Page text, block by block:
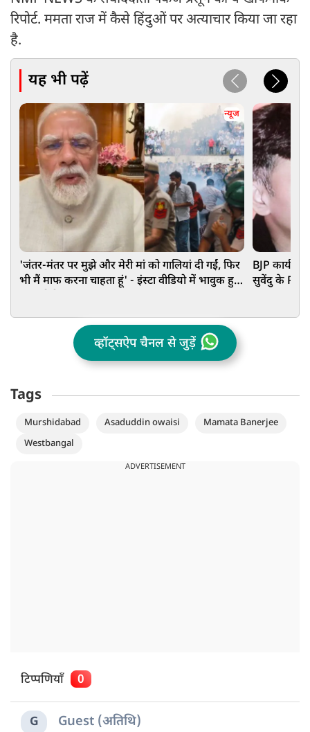
रिपोर्ट. ममता राज में कैसे हिंदुओं पर अत्याचार किया जा रहा
है.
यह भी पढ़ें
न्यूज
'जंतर-मंतर पर मुझे और मेरी मां को गालियां दी गईं, फिर
भी मैं माफ करना चाहता हूं' - इंस्टा वीडियो में भावुक हुए
BJP
सुवेंदु के PA
व्हॉट्सऐप चैनल से जुड़ें
Tags
Murshidabad Asaduddin owaisi
Mamata Banerjee
Westbangal
ADVERTISEMENT
टिप्पणियाँ 0
G Guest (अतिथि)